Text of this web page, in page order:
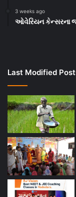
3 weeks ago
ઓવેરિયન કેન્સરના
Last Modified